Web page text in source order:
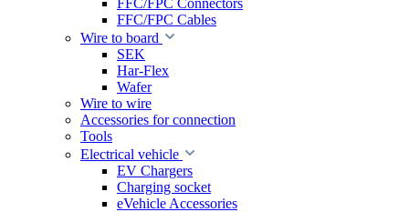
FFC/FPC Connectors
FFC/FPC Cables
Wire to board
SEK
Har-Flex
Wafer
Wire to wire
Accessories for connection
Tools
Electrical vehicle
EV Chargers
Charging socket
eVehicle Accessories